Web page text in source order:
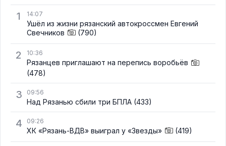
1
14:07
Ушёл из жизни рязанский автокроссмен Евгений
Свечников
(790)
2 10:36
Рязанцев приглашают на перепись воробьёв
(478)
3 09:56
Над Рязанью сбили три БПЛА (433)
4 09:26
ХК «Рязань-ВДВ» выиграл у «Звезды» (419)